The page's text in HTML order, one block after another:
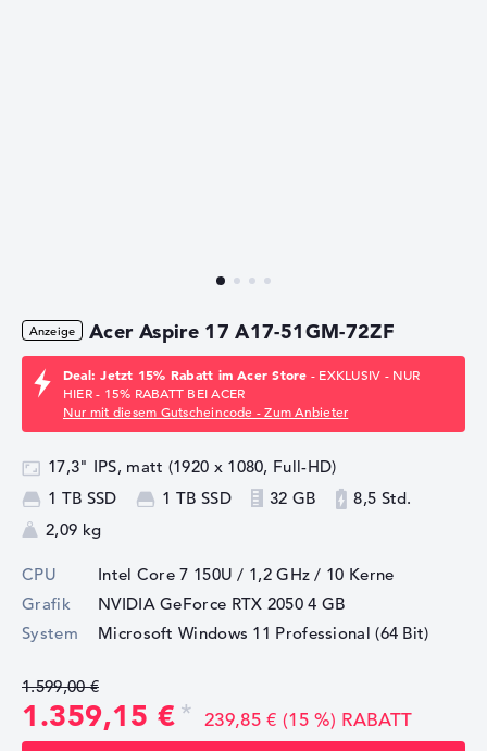
Acer Aspire 17 A17-51GM-72ZF
Deal: Jetzt 15% Rabatt im Acer Store - EXKLUSIV - NUR
HIER - 15% RABATT BEI ACER
Nur mit diesem Gutscheincode - Zum Anbieter
17,3" IPS, matt (1920 x 1080, Full-HD)
1 TB SSD
1 TB SSD 32 GB
8,5 Std.
2,09 kg
CPU Intel Core 7 150U / 1,2 GHz / 10 Kerne
Grafik
NVIDIA GeForce RTX 20504 GB
System
Microsoft Windows 11 Professional (64 Bit)
1.599,00 €
1.359,15 € 239,85 € (15 %) RABATT